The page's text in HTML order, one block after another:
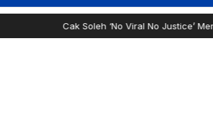
Cak Soleh ‘No Viral No Justice’ Meninggal Dunia